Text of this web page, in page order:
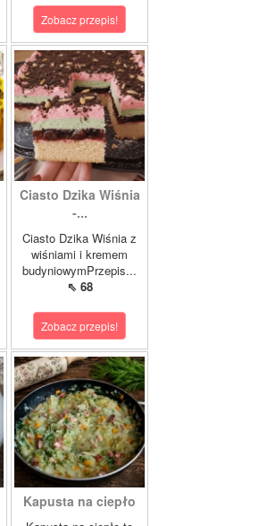
Zobacz przepis!
Ciasto Dzika Wiśnia
-...
Ciasto Dzika Wiśnia z
wiśniami i kremem
budyniowymPrzepis...
⇖ 68
Zobacz przepis!
Kapusta na ciepło